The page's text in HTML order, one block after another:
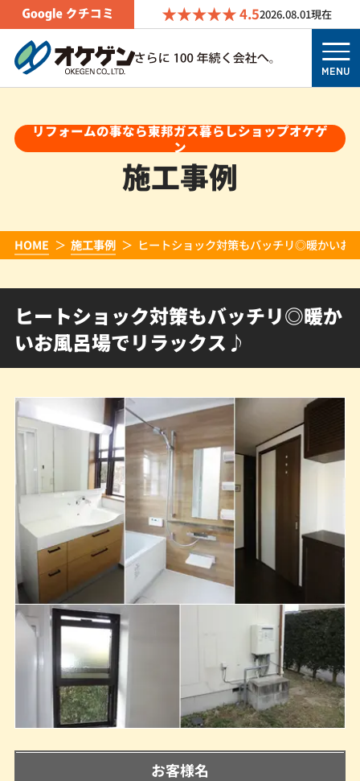
4.52026.08.01現在
MENU
リフォームの事なら東邦ガス暮らしショップオケゲ
ン
施工事例
HOME 施工事例 ヒートショック対策もバッチリ◎暖かいお
ヒートショック対策もバッチリ◎暖か
いお風呂場でリラックス♪
お客様名